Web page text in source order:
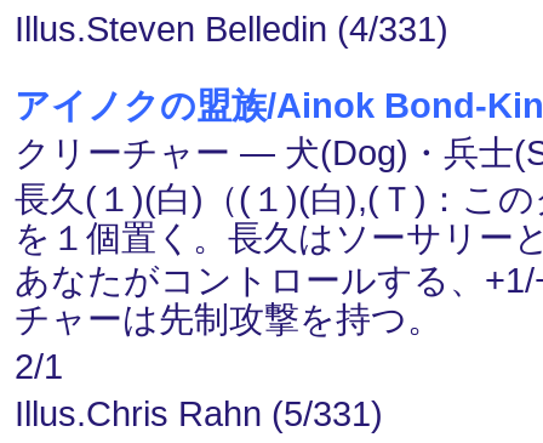
Illus.Steven Belledin (4/331)
アイノクの盟族/Ainok Bond-Kin
クリーチャー ― 犬(Dog)・兵士
長久(１)(白)（(１)(白),(Ｔ)：こ
を１個置く。長久はソーサリー
あなたがコントロールする、
チャーは先制攻撃を持つ。
2/1
Illus.Chris Rahn (5/331)